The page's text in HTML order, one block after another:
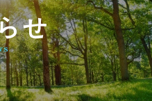
せ